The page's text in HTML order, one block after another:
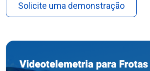
Solicite uma demonstração